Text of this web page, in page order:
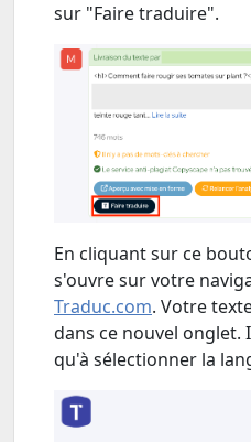
sur "Faire traduire".
En cliquant sur ce
s'ouvre sur votre
Traduc.com. Votre
dans ce nouvel onglet.
qu'à sélectionner la